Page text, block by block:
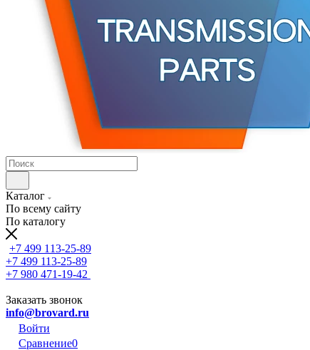
Каталог
По всему сайту
По каталогу
+7 499 113-25-89
+7 499 113-25-89
+7 980 471-19-42
Заказать звонок
info@brovard.ru
Войти
Сравнение0